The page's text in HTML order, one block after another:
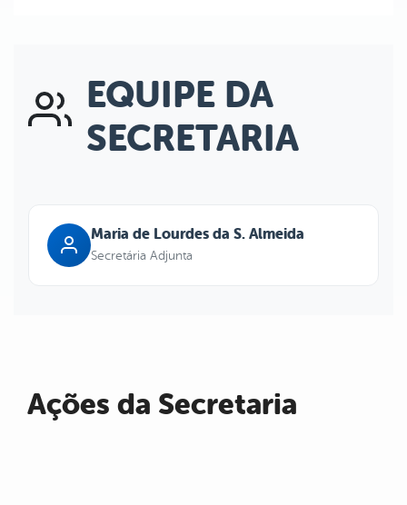
EQUIPE DA
SECRETARIA
Maria de Lourdes da S. Almeida
Secretária Adjunta
Ações da Secretaria